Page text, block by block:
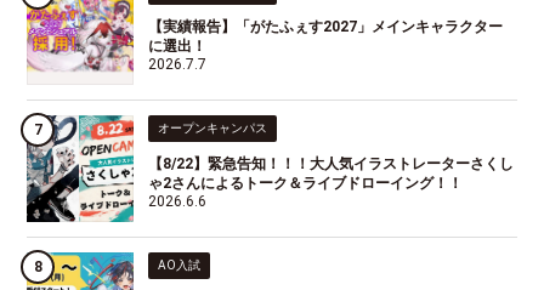
【実績報告】「がたふぇす2027」メインキャラクター
に選出！
2026.7.7
オープンキャンパス
【8/22】緊急告知！！！大人気イラストレーターさくし
ゃ2さんによるトーク＆ライブドローイング！！
2026.6.6
AO入試